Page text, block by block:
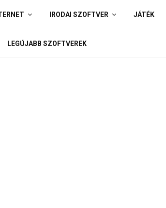
IRODAI SZOFTVER JÁTÉK
LEGÚJABB SZOFTVEREK